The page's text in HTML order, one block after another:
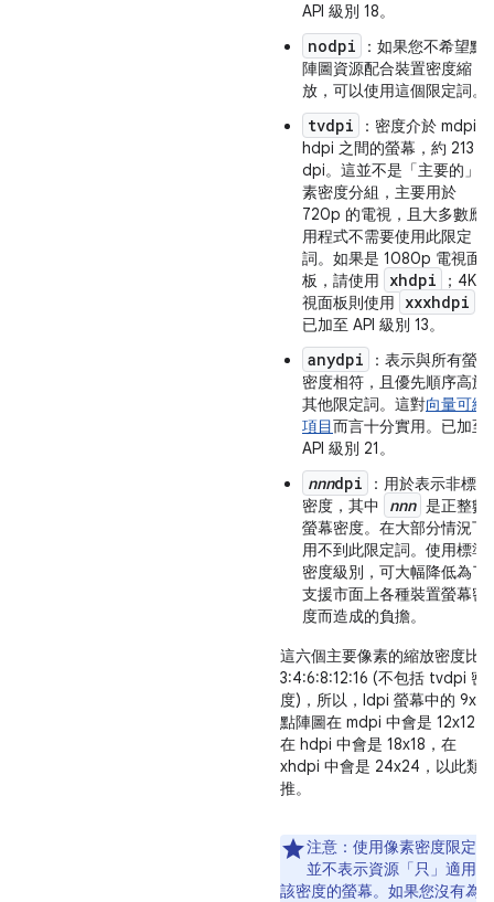
API 級別 18。
nodpi
：如果您不希望點
陣圖資源配合裝置密度縮
放，可以使用這個限定詞。
tvdpi
：密度介於 mdpi
hdpi 之間的螢幕，約 213
dpi。這並不是「主要的」像
素密度分組，主要用於
720p 的電視，且大多數應
用程式不需要使用此限定
詞。如果是 1080p 電視面
板，請使用
xhdpi
；4K
視面板則使用
xxxhdpi
已加至 API 級別 13。
anydpi
：表示與所有螢幕
密度相符，且優先順序高於
其他限定詞。這對向量可繪
項目而言十分實用。已加至
API 級別 21。
nnndpi
：用於表示非標準
密度，其中
nnn 是正整數
螢幕密度。在大部分情況下
用不到此限定詞。使用標準
密度級別，可大幅降低為了
支援市面上各種裝置螢幕密
度而造成的負擔。
這六個主要像素的縮放密度比
3:4:6:8:12:16 (不包括 tvdpi 密
度)，所以，ldpi 螢幕中的 9x9
點陣圖在 mdpi 中會是 12x12，
在 hdpi 中會是 18x18，在
xhdpi 中會是 24x24，以此類
推。
注意： 使用像素密度限定詞
並不表示資源「只」 適用於
該密度的螢幕。如果您沒有為